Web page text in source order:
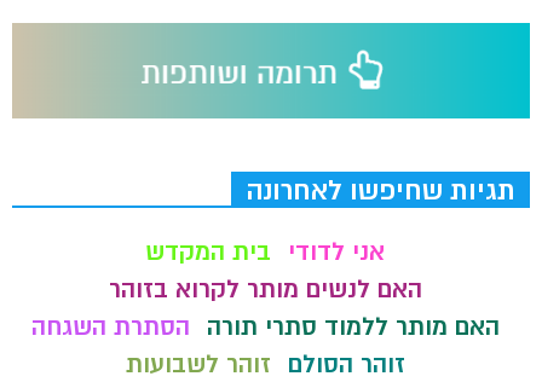
תגיות שחיפשו לאחרונה
אני לדודי
בית המקדש
האם לנשים מותר לקרוא בזוהר
האם מותר ללמוד סתרי תורה
הסתרת השגחה
זוהר הסולם
זוהר לשבועות